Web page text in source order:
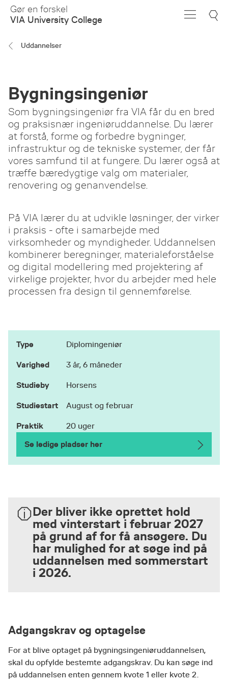
Skip
Main
Gør en forskel
VIA University College
Uddannelser
Bygningsingeniør
Som bygningsingeniør fra VIA får du en bred
og praksisnær ingeniøruddannelse. Du lærer
at forstå, forme og forbedre bygninger,
infrastruktur og de tekniske systemer, der får
vores samfund til at fungere. Du lærer også at
træffe bæredygtige valg om materialer,
renovering og genanvendelse.
På VIA lærer du at udvikle løsninger, der virker
i praksis - ofte i samarbejde med
virksomheder og myndigheder. Uddannelsen
kombinerer beregninger, materialeforståelse
og digital modellering med projektering af
virkelige projekter, hvor du arbejder med hele
processen fra design til gennemførelse.
Type Diplomingeniør
Varighed 3 år, 6 måneder
Studieby Horsens
Studiestart August og februar
Praktik 20 uger
Se ledige pladser her
Der bliver ikke oprettet hold
med vinterstart i februar 2027
på grund af for få ansøgere. Du
har mulighed for at søge ind på
uddannelsen med sommerstart
i 2026.
Adgangskrav og optagelse
For at blive optaget på bygningsingeniøruddannelsen,
skal du opfylde bestemte adgangskrav. Du kan søge ind
på uddannelsen enten gennem kvote 1 eller kvote 2.